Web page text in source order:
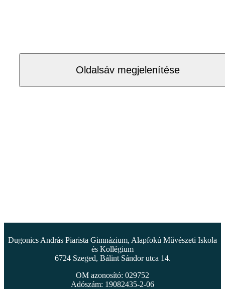
Oldalsáv megjelenítése
Dugonics András Piarista Gimnázium, Alapfokú Művészeti Iskola
és Kollégium
6724 Szeged, Bálint Sándor utca 14.
OM azonosító: 029752
Adószám: 19082435-2-06